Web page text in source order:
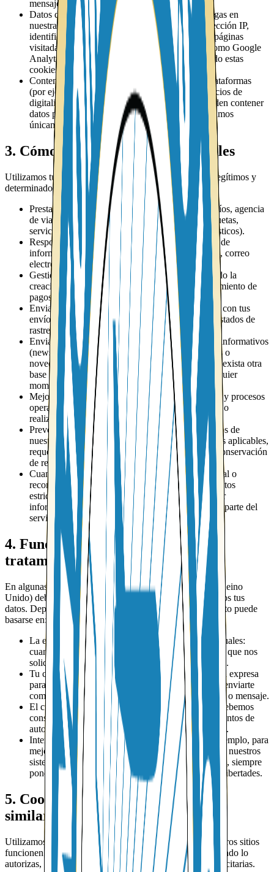
mensaje, hora, estado de entrega).
Datos de uso y analítica: datos sobre cómo navegas en
nuestras páginas y herramientas, incluyendo dirección IP,
identificadores de cookies, tipo de dispositivo y páginas
visitadas, recopilados a través de herramientas como Google
Analytics y el píxel de Meta, cuando has aceptado estas
cookies.
Contenido que subes o compartes en nuestras plataformas
(por ejemplo, documentos o imágenes para servicios de
digitalización o verificación): estos archivos pueden contener
datos personales tuyos o de terceros, que procesamos
únicamente para prestarte el servicio solicitado.
3. Cómo usamos tus datos personales
Utilizamos tus datos personales únicamente para fines legítimos y
determinados. En particular, tratamos tus datos para:
Prestar y gestionar los servicios que solicitas (envíos, agencia
de viajes, rastreo de paquetes, generación de etiquetas,
servicios de documentación y otros servicios logísticos).
Responder a tus consultas, reclamos o solicitudes de
información enviadas por formularios de contacto, correo
electrónico, teléfono u otros canales.
Gestionar la relación comercial contigo, incluyendo la
creación de registros internos, facturación y seguimiento de
pagos.
Enviarte comunicaciones de servicio relacionadas con tus
envíos o reservas (por ejemplo, confirmaciones, estados de
rastreo o avisos importantes).
Enviarte comunicaciones comerciales y boletines informativos
(newsletter) sobre nuestros servicios, promociones o
novedades, cuando tengamos tu consentimiento o exista otra
base legal aplicable. Puedes darte de baja en cualquier
momento.
Mejorar nuestros sitios web, herramientas internas y procesos
operativos, por ejemplo analizando el uso del sitio o
realizando pruebas y mejoras de rendimiento.
Prevención de fraude, abusos o usos no autorizados de
nuestros servicios, así como para cumplir con leyes aplicables,
requerimientos de autoridades y obligaciones de conservación
de registros.
Cuando utilizamos servicios de inteligencia artificial o
reconocimiento de documentos, procesamos los datos
estrictamente para automatizar tareas (como extraer
información de documentos) a tu solicitud o como parte del
servicio contratado.
4. Fundamentos legales para el
tratamiento (cuando aplica)
En algunas jurisdicciones (como la Unión Europea o el Reino
Unido) debemos indicar la base legal sobre la que tratamos tus
datos. Dependiendo de la actividad concreta, el tratamiento puede
basarse en:
La ejecución de un contrato o medidas precontractuales:
cuando tratamos tus datos para prestar los servicios que nos
solicitas (por ejemplo, envío de paquetería o viajes).
Tu consentimiento: cuando te pedimos autorización expresa
para usar determinadas cookies de analítica o para enviarte
comunicaciones comerciales por correo electrónico o mensaje.
El cumplimiento de obligaciones legales: cuando debemos
conservar información contable, atender requerimientos de
autoridades o colaborar en la prevención del fraude.
Intereses legítimos de MTOM o de terceros: por ejemplo, para
mejorar nuestros servicios, proteger la seguridad de nuestros
sistemas o defendernos ante posibles reclamaciones, siempre
ponderando estos intereses frente a tus derechos y libertades.
5. Cookies, analítica y tecnologías
similares
Utilizamos cookies y tecnologías similares para que nuestros sitios
funcionen correctamente, recordar tus preferencias y, cuando lo
autorizas, analizar el uso del sitio y medir campañas publicitarias.